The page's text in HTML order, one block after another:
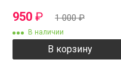
950 ₽ 1 000₽
В наличии
В корзину